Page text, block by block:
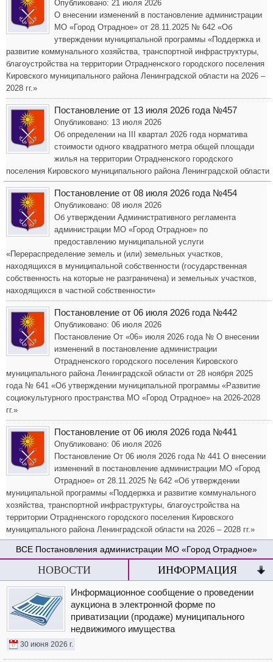
Опубликовано: 21 июля 2026
О внесении изменений в постановление администрации
МО «Город Отрадное» от 28.11.2025 № 642 «Об
утверждении муниципальной программы «Поддержка и
развитие коммунального хозяйства, транспортной инфраструктуры,
благоустройства на территории Отрадненского городского поселения
Кировского муниципального района Ленинградской области на 2026 –
2028 гг.»
Постановление от 13 июля 2026 года №457
Опубликовано: 13 июля 2026
Об определении на III квартал 2026 года норматива
стоимости одного квадратного метра общей площади
жилья на территории Отрадненского городского
поселения Кировского муниципального района Ленинградской области
Постановление от 08 июля 2026 года №454
Опубликовано: 08 июля 2026
Об утверждении Административного регламента
администрации МО «Город Отрадное» по
предоставлению муниципальной услуги
«Перераспределение земель и (или) земельных участков,
находящихся в муниципальной собственности (государственная
собственность на которые не разграничена) и земельных участков,
находящихся в частной собственности»
Постановление от 06 июля 2026 года №442
Опубликовано: 06 июля 2026
Постановление От «06» июля 2026 года № О внесении
изменений в постановление администрации
Отрадненского городского поселения Кировского
муниципального района Ленинградской области от 28 ноября 2025
года № 641 «Об утверждении муниципальной программы «Развитие
социокультурного пространства МО «Город Отрадное» на 2026-2028
гг.»
Постановление от 06 июля 2026 года №441
Опубликовано: 06 июля 2026
Постановление От 06 июля 2026 года № 441 О внесении
изменений в постановление администрации МО «Город
Отрадное» от 28.11.2025 № 642 «Об утверждении
муниципальной программы «Поддержка и развитие коммунального
хозяйства, транспортной инфраструктуры, благоустройства на
территории Отрадненского городского поселения Кировского
муниципального района Ленинградской области на 2026 – 2028 гг.»
Постановления администрации МО «Город Отрадное»
НОВОСТИ ИНФОРМАЦИЯ
Информационное сообщение о проведении
аукциона в электронной форме по
приватизации (продаже) муниципального
недвижимого имущества
30 июня 2026 г.